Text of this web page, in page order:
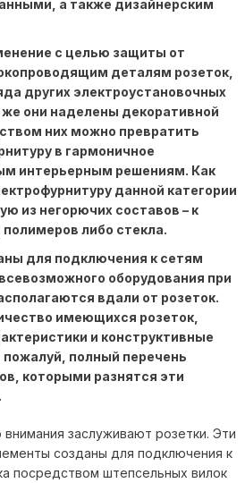
а также дизайнерским
с целью защиты от
деталям розеток,
других электроустановочных
они наделены декоративной
них можно превратить
в гармоничное
интерьерным решениям. Как
данной категории
из негорючих составов – к
либо стекла.
для подключения к сетям
оборудования при
вдали от розеток.
имеющихся розеток,
и конструктивные
пожалуй, полный перечень
которыми разнятся эти
заслуживают розетки. Эти
созданы для подключения к
посредством штепсельных вилок